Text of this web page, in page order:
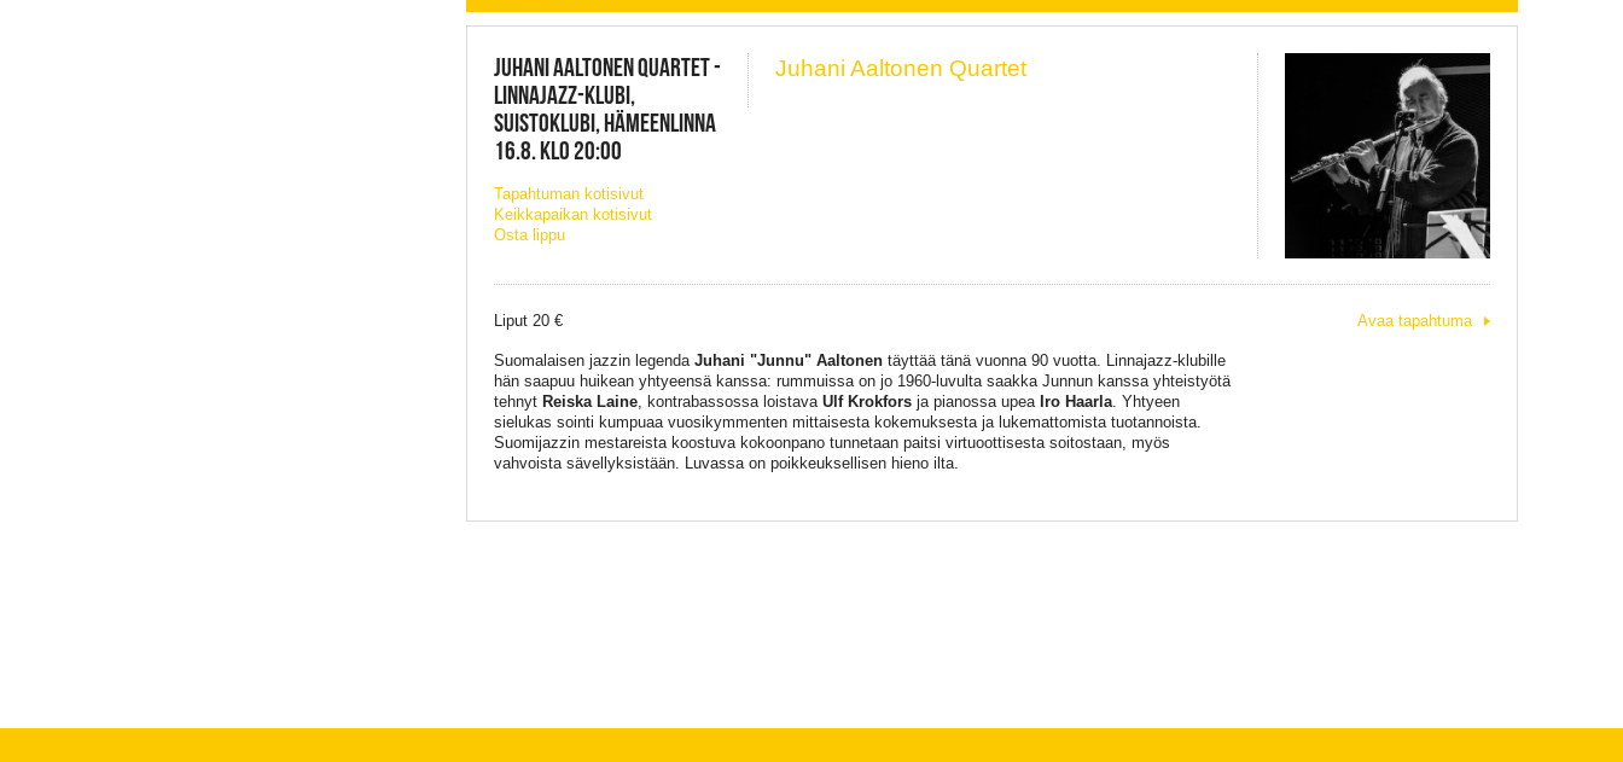
JUHANI AALTONEN QUARTET -
LINNAJAZZ-KLUBI,
SUISTOKLUBI, HÄMEENLINNA
16.8. KLO 20:00
Tapahtuman kotisivut
Keikkapaikan kotisivut
Osta lippu
Juhani Aaltonen Quartet
Liput 20 €
Suomalaisen jazzin legenda Juhani "Junnu" Aaltonentäyttää tänä vuonna 90 vuotta. Linnajazz-klubille
hän saapuu huikean yhtyeensä kanssa: rummuissa on jo 1960-luvulta saakka Junnun kanssa yhteistyötä
tehnyt Reiska Laine, kontrabassossa loistava Ulf Krokforsja pianossa upea Iro Haarla. Yhtyeen
sielukas sointi kumpuaa vuosikymmenten mittaisesta kokemuksesta ja lukemattomista tuotannoista.
Suomijazzin mestareista koostuva kokoonpano tunnetaan paitsi virtuoottisesta soitostaan, myös
vahvoista sävellyksistään. Luvassa on poikkeuksellisen hieno ilta.
Avaa tapahtuma